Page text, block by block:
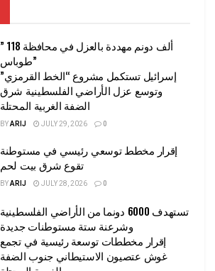
” 118 ألف دونم مهددة بالعزل في محافظة
طوباس”
إسرائيل تستكمل مشروع “الخط القرمزي”
وتوسع عزل الأراضي الفلسطينية شرق
الضفة الغربية المحتلة
BYARIJ JULY 29, 2026 0
إقرار مخطط توسعي رئيسي في مستوطنة
تقوع شرق بيت لحم
BYARIJ JULY 28, 2026 0
تستهدف 6000 دونما من الأراضي الفلسطينية
وشرعنة ستة مستوطنات جديدة
إقرار مخططات توسعة رئيسية في تجمع
غوش عتصيون الاستيطاني جنوب الضفة